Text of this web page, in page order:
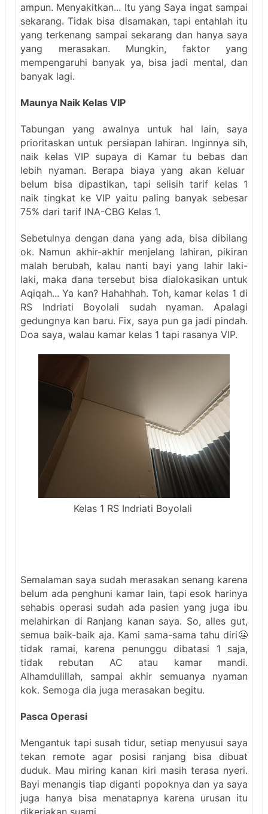
ampun. Menyakitkan... Itu yang Saya ingat sampai
sekarang. Tidak bisa disamakan, tapi entahlah itu
yang terkenang sampai sekarang dan hanya saya
yang merasakan. Mungkin, faktor yang
mempengaruhi banyak ya, bisa jadi mental, dan
banyak lagi.
Maunya Naik Kelas VIP
Tabungan yang awalnya untuk hal lain, saya
prioritaskan untuk persiapan lahiran. Inginnya sih,
naik kelas VIP supaya di Kamar tu bebas dan
lebih nyaman. Berapa biaya yang akan keluar
belum bisa dipastikan, tapi selisih tarif kelas 1
naik tingkat ke VIP yaitu paling banyak sebesar
75% dari tarif INA-CBG Kelas 1.
Sebetulnya dengan dana yang ada, bisa dibilang
ok. Namun akhir-akhir menjelang lahiran, pikiran
malah berubah, kalau nanti bayi yang lahir laki-
laki, maka dana tersebut bisa dialokasikan untuk
Aqiqah... Ya kan? Hahahhah. Toh, kamar kelas 1 di
RS Indriati Boyolali sudah nyaman. Apalagi
gedungnya kan baru. Fix, saya pun ga jadi pindah.
Doa saya, walau kamar kelas 1 tapi rasanya VIP.
Kelas 1 RS Indriati Boyolali
Semalaman saya sudah merasakan senang karena
belum ada penghuni kamar lain, tapi esok harinya
sehabis operasi sudah ada pasien yang juga ibu
melahirkan di Ranjang kanan saya. So, alles gut,
semua baik-baik aja. Kami sama-sama tahu diri😬
tidak ramai, karena penunggu dibatasi 1 saja,
tidak rebutan AC atau kamar mandi.
Alhamdulillah, sampai akhir semuanya nyaman
kok. Semoga dia juga merasakan begitu.
Pasca Operasi
Mengantuk tapi susah tidur, setiap menyusui saya
tekan remote agar posisi ranjang bisa dibuat
duduk. Mau miring kanan kiri masih terasa nyeri.
Bayi menangis tiap diganti popoknya dan ya saya
juga hanya bisa menatapnya karena urusan itu
dikerjakan suami.